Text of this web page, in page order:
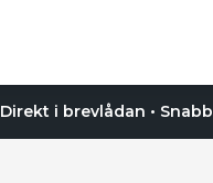
Direkt i brevlådan •